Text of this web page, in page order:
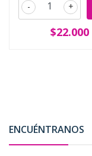
+
-
$22.000
ENCUÉNTRANOS